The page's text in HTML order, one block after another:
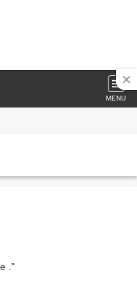
MENU